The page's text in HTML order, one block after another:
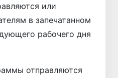
или
в запечатанном
рабочего дня
отправляются